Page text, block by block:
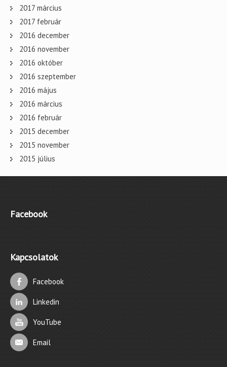
2017 március
2017 február
2016 december
2016 november
2016 október
2016 szeptember
2016 május
2016 március
2016 február
2015 december
2015 november
2015 július
Facebook
Kapcsolatok
Facebook
Linkedin
YouTube
Email